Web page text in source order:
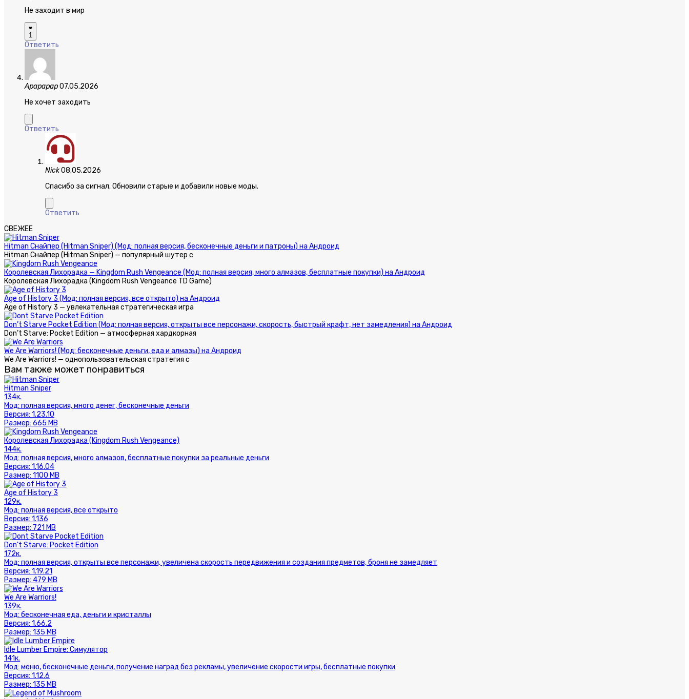
Не заходит в мир
1
Ответить
Арарарар07.05.2026
Не хочет заходить
Ответить
Nick08.05.2026
Спасибо за сигнал. Обновили старые и добавили новые моды.
Ответить
СВЕЖЕЕ
Hitman Снайпер (Hitman Sniper) (Мод: полная версия, бесконечные деньги и патроны) на Андроид
Hitman Снайпер (Hitman Sniper) — популярный шутер с
Королевская Лихорадка — Kingdom Rush Vengeance (Мод: полная версия, много алмазов, бесплатные покупки) на Андроид
Королевская Лихорадка (Kingdom Rush Vengeance TD Game)
Age of History 3 (Мод: полная версия, все открыто) на Андроид
Age of History 3 — увлекательная стратегическая игра
Don’t Starve Pocket Edition (Мод: полная версия, открыты все персонажи, скорость, быстрый крафт, нет замедления) на Андроид
Don’t Starve: Pocket Edition — атмосферная хардкорная
We Are Warriors! (Мод: бесконечные деньги, еда и алмазы) на Андроид
We Are Warriors! — однопользовательская стратегия с
Вам также может понравиться
Hitman Sniper
134к.
Мод: полная версия, много денег, бесконечные деньги
Версия: 1.23.10
Размер: 665 MB
Королевская Лихорадка (Kingdom Rush Vengeance)
144к.
Мод: полная версия, много алмазов, бесплатные покупки за реальные деньги
Версия: 1.16.04
Размер: 1100 MB
Age of History 3
129к.
Мод: полная версия, все открыто
Версия: 1.136
Размер: 721 MB
Don't Starve: Pocket Edition
172к.
Мод: полная версия, открыты все персонажи, увеличена скорость передвижения и создания предметов, броня не замедляет
Версия: 1.19.21
Размер: 479 MB
We Are Warriors!
139к.
Мод: бесконечная еда, деньги и кристаллы
Версия: 1.66.2
Размер: 135 MB
Idle Lumber Empire: Симулятор
141к.
Мод: меню, бесконечные деньги, получение наград без рекламы, увеличение скорости игры, бесплатные покупки
Версия: 1.12.6
Размер: 135 MB